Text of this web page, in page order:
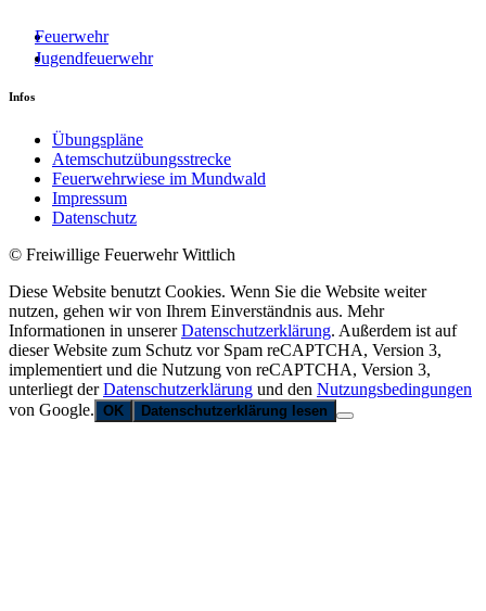
Feuerwehr
Jugendfeuerwehr
Infos
Übungspläne
Atemschutzübungsstrecke
Feuerwehrwiese im Mundwald
Impressum
Datenschutz
© Freiwillige Feuerwehr Wittlich
Diese Website benutzt Cookies. Wenn Sie die Website weiter
nutzen, gehen wir von Ihrem Einverständnis aus. Mehr
Informationen in unsererDatenschutzerklärung. Außerdem ist auf
dieser Website zum Schutz vor Spam reCAPTCHA, Version 3,
implementiert und die Nutzung von reCAPTCHA, Version 3,
unterliegt derDatenschutzerklärung und den Nutzungsbedingungen
von Google. OK Datenschutzerklärung lesen